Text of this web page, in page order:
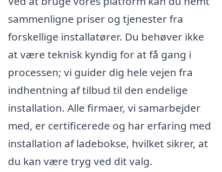
sammenligne priser og tjenester fra
forskellige installatører. Du behøver ikke
at være teknisk kyndig for at få gang i
processen; vi guider dig hele vejen fra
indhentning af tilbud til den endelige
installation. Alle firmaer, vi samarbejder
med, er certificerede og har erfaring med
installation af ladebokse, hvilket sikrer, at
du kan være tryg ved dit valg.